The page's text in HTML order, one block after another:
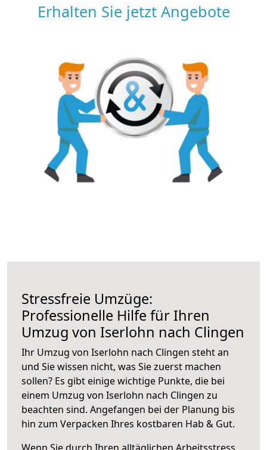
Erhalten Sie jetzt Angebote
Stressfreie Umzüge:
Professionelle Hilfe für Ihren
Umzug von Iserlohn nach Clingen
Ihr Umzug von Iserlohn nach Clingen steht an
und Sie wissen nicht, was Sie zuerst machen
sollen? Es gibt einige wichtige Punkte, die bei
einem Umzug von Iserlohn nach Clingen zu
beachten sind. Angefangen bei der Planung bis
hin zum Verpacken Ihres kostbaren Hab & Gut.